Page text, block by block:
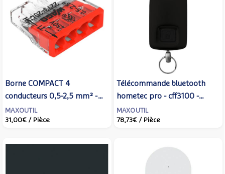
Borne COMPACT 4
conducteurs 0,5-2,5 mm² -
Boîte de 100 - WAGO - 2273-
204
MAXOUTIL
31,00€ / Pièce
Télécommande bluetooth
hometec pro - cff3100 -
ABUS - 85891
MAXOUTIL
78,73€ / Pièce